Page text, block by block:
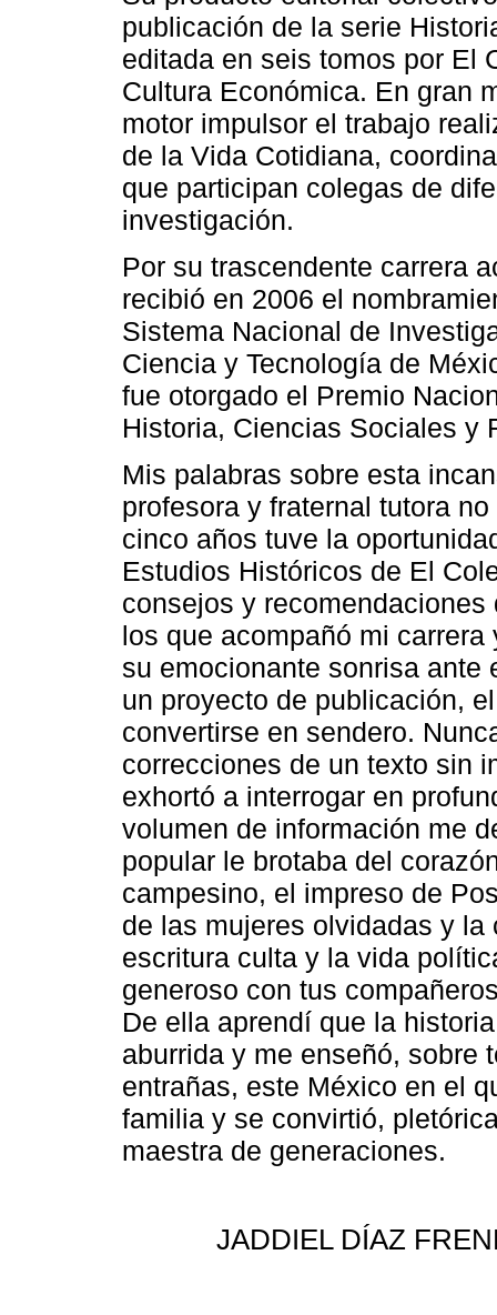
publicación de la serie
editada en seis tomos por El
Cultura Económica. En gran
motor impulsor el trabajo
de la Vida Cotidiana,
que participan colegas de
investigación.
Por su trascendente carrera
recibió en 2006 el
Sistema Nacional de
Ciencia y Tecnología de
fue otorgado el Premio
Historia, Ciencias Sociales y
Mis palabras sobre esta
profesora y fraternal tutora
cinco años tuve la
Estudios Históricos de El
consejos y
los que acompañó mi
su emocionante sonrisa ante
un proyecto de publicación,
convertirse en sendero.
correcciones de un texto sin
exhortó a interrogar en
volumen de información me
popular le brotaba del
campesino, el impreso de
de las mujeres olvidadas y
escritura culta y la vida
generoso con tus
De ella aprendí que la
aburrida y me enseñó, sobre
entrañas, este México en el
familia y se convirtió,
maestra de generaciones.
JADDIEL DÍAZ